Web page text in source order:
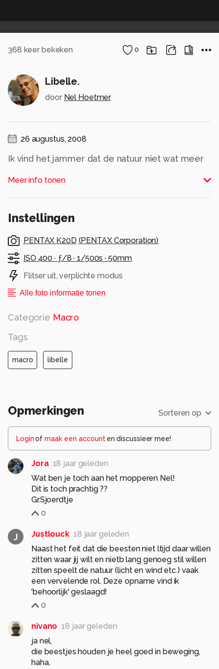
368 keer bekeken 0
Libelle.
door Nel Hoetmer
26 augustus, 2008
Ik vind het jammer dat de natuur niet wat meer
plezierig zijn als die beesten is even stil gingen
zitten, zodat je de tijd hebt om je camera in te
geschikt is. Maar nee lig je net op je knieen (of
door. En instellen is zo wie zo niet meer mogelijk
..schieten en afwachten hoe het er uit komt.
Deze is genomen met Frank (nivano) in Zwolle.
gr. Nel.
Meer info tonen
Instellingen
PENTAX K20D (PENTAX Corporation)
ISO 400 · ƒ/8 ·1/500s ·50mm
Flitser uit, verplichte modus
Alle foto informatie tonen
Categorie Macro
Tags
macro libelle
Opmerkingen Sorteren op
Loginof maak een account en discussieer mee!
Jora 18 jaar geleden
Wat ben je toch aan het mopperen Nel!
Dit is toch prachtig ??
Gr.Sjoerdtje
0
J Justlouck 18 jaar geleden
Naast het feit dat die beesten niet ltijd daar willen
zitten waar jij wilt en nietb lang genoeg stil willen
zitten speelt de natuur (licht en wind etc.) vaak
een vervelende rol. Deze opname vind ik
'behoorlijk' geslaagd!
0
nivano 18 jaar geleden
ja nel,
die beestjes houden je heel goed in beweging,
haha,